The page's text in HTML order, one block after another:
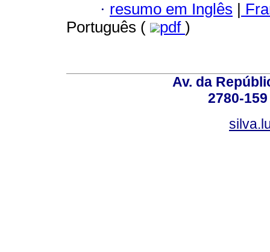
· resumo em Inglês
Português (
pdf )
Av. da
2780-